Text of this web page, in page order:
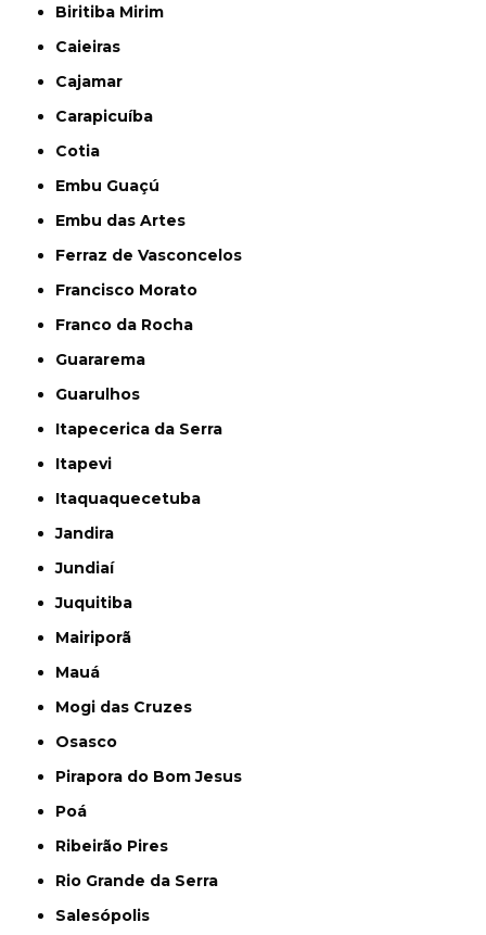
Biritiba Mirim
Caieiras
Cajamar
Carapicuíba
Cotia
Embu Guaçú
Embu das Artes
Ferraz de Vasconcelos
Francisco Morato
Franco da Rocha
Guararema
Guarulhos
Itapecerica da Serra
Itapevi
Itaquaquecetuba
Jandira
Jundiaí
Juquitiba
Mairiporã
Mauá
Mogi das Cruzes
Osasco
Pirapora do Bom Jesus
Poá
Ribeirão Pires
Rio Grande da Serra
Salesópolis